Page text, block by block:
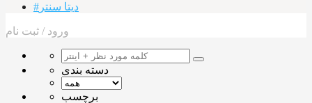
#دیتا سنتر
ورود / ثبت نام
دسته بندی
برچسب